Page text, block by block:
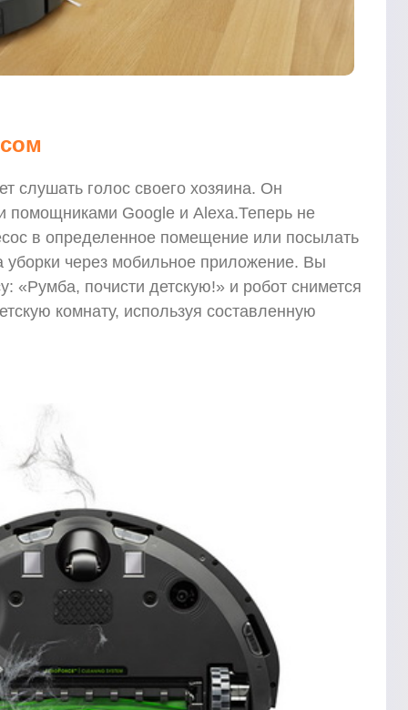
слушать голос своего хозяина. Он
помощниками Google и Alexa.Теперь не
в определенное помещение или посылать
через мобильное приложение. Вы
«Румба, почисти детскую!» и робот снимется
комнату, используя составленную